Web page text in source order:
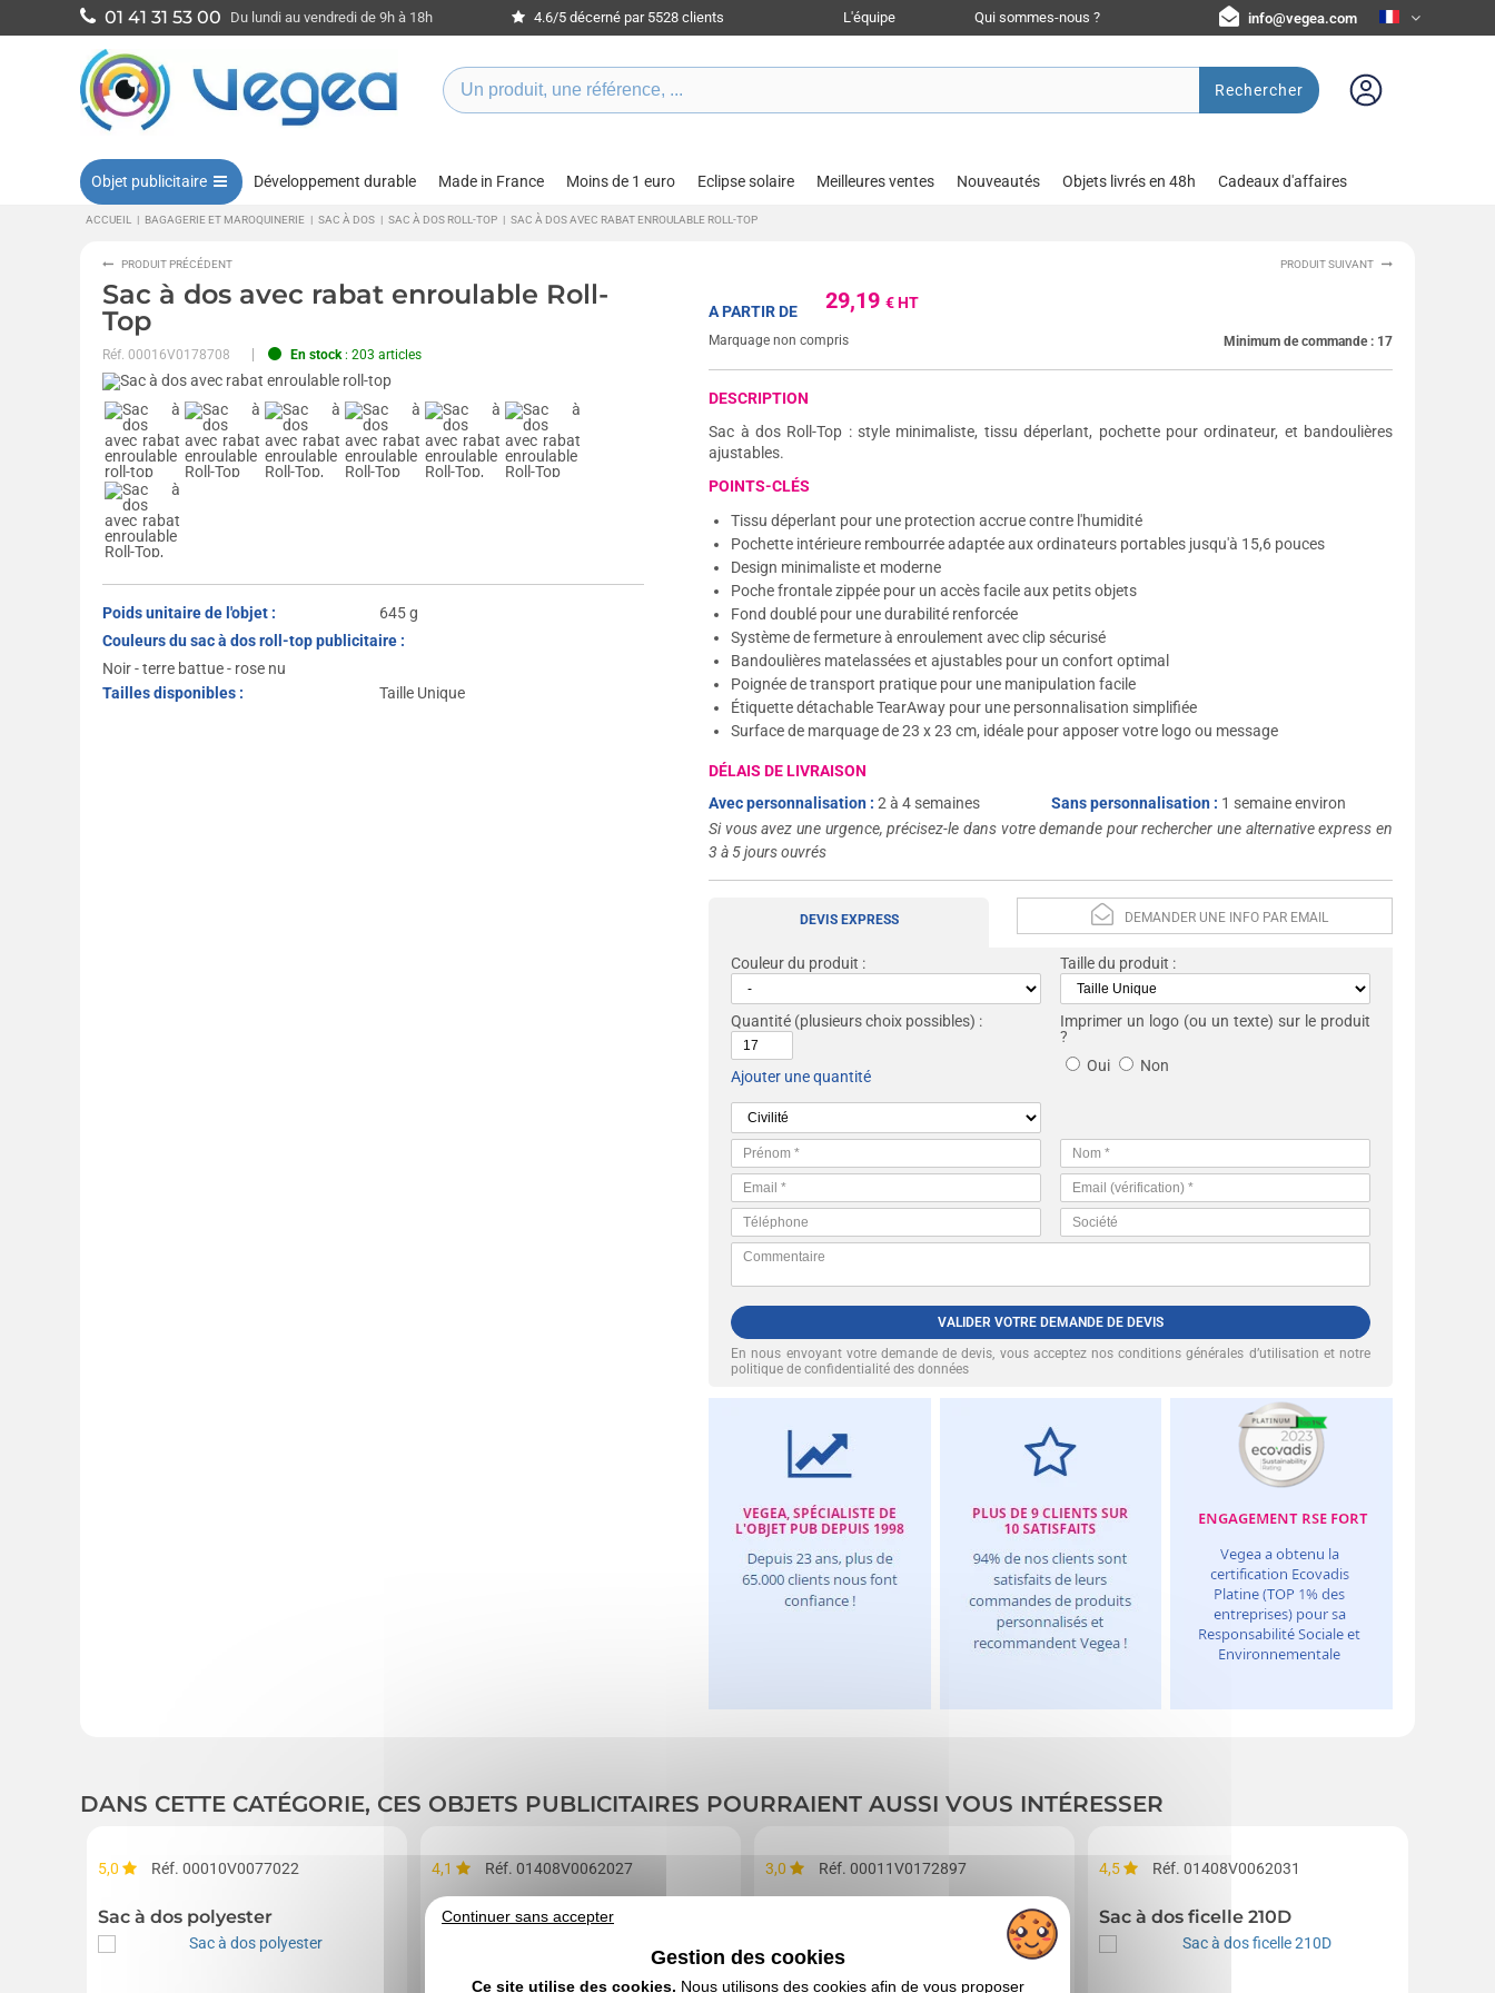
01 41 31 53 00 Du lundi au vendredi de 9h à 18h 4.6/5 décerné par 5528 clients L'équipe Qui sommes-nous ? info@vegea.com
Rechercher
Objet publicitaire Développement durable Made in France Moins de 1 euro Eclipse solaire Meilleures ventes Nouveautés Objets livrés en 48h Cadeaux d'affaires
ACCUEIL | BAGAGERIE ET MAROQUINERIE | SAC À DOS | SAC À DOS ROLL-TOP | SAC À DOS AVEC RABAT ENROULABLE ROLL-TOP
PRODUIT PRÉCÉDENT PRODUIT SUIVANT
Sac à dos avec rabat enroulable Roll-
Top
Réf. 00016V0178708 En stock: 203 articles
Poids unitaire de l'objet :
645 g
Couleurs du sac à dos roll-top publicitaire :
Noir - terre battue - rose nu
Tailles disponibles :
Taille Unique
29,19€ HT
A PARTIR DE
Marquage non compris Minimum de commande : 17
DESCRIPTION
Sac à dos Roll-Top : style minimaliste, tissu déperlant, pochette pour ordinateur, et bandoulières
ajustables.
POINTS-CLÉS
Tissu déperlant pour une protection accrue contre l'humidité
Pochette intérieure rembourrée adaptée aux ordinateurs portables jusqu'à 15,6 pouces
Design minimaliste et moderne
Poche frontale zippée pour un accès facile aux petits objets
Fond doublé pour une durabilité renforcée
Système de fermeture à enroulement avec clip sécurisé
Bandoulières matelassées et ajustables pour un confort optimal
Poignée de transport pratique pour une manipulation facile
Étiquette détachable TearAway pour une personnalisation simplifiée
Surface de marquage de 23 x 23 cm, idéale pour apposer votre logo ou message
DÉLAIS DE LIVRAISON
Avec personnalisation :2 à 4 semaines Sans personnalisation : 1 semaine environ
Si vous avez une urgence, précisez-le dans votre demande pour rechercher une alternative express en
3 à 5 jours ouvrés
DEMANDER UNE INFO PAR EMAIL
DEVIS EXPRESS
Couleur du produit : Taille du produit :
Quantité (plusieurs choix possibles) :
Ajouter une quantité
Imprimer un logo (ou un texte) sur le produit
?
Oui
Non
VALIDER VOTRE DEMANDE DE DEVIS
En nous envoyant votre demande de devis, vous acceptez nosconditions générales d’utilisation et notre
politique de confidentialité des données
DANS CETTE CATÉGORIE, CES OBJETS PUBLICITAIRES POURRAIENT AUSSI VOUS INTÉRESSER
5,0 Réf. 00010V0077022
Sac à dos polyester
4,1 Réf. 01408V0062027
Sac à dos non tissé à ficelles
3,0 Réf. 00011V0172897
Sac à dos Byron de 18L en rPET GRS 15,6 avec dessus enroulable
4,5 Réf. 01408V0062031
Sac à dos ficelle 210D
Continuer sans accepter
Gestion des cookies
Ce site utilise des cookies. Nous utilisons des cookies afin de vous proposer